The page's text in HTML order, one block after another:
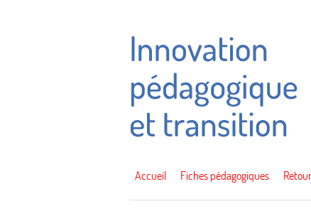
Accueil Fiches pédagogiques